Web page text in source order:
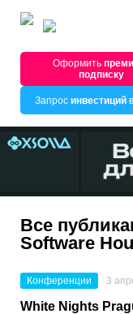
Оформить
подписку
Запрос инвестиций
Все
Software
Конференции 3
White Nights